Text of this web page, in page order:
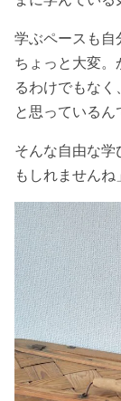
学ぶペースも自
ちょっと大変。
るわけでもな
と思っているん
そんな自由な
もしれませんね」